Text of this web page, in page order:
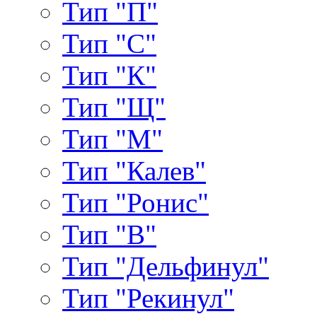
Тип "П"
Тип "С"
Тип "К"
Тип "Щ"
Тип "М"
Тип "Калев"
Тип "Ронис"
Тип "В"
Тип "Дельфинул"
Тип "Рекинул"